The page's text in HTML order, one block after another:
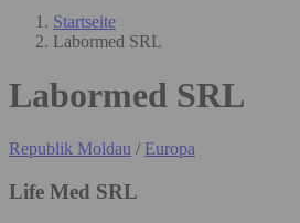
Startseite
Labormed SRL
Labormed SRL
Republik Moldau / Europa
Life Med SRL